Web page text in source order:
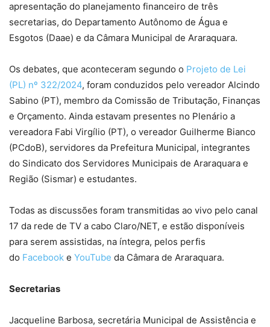
apresentação do planejamento financeiro de três
secretarias, do Departamento Autônomo de Água e
Esgotos (Daae) e da Câmara Municipal de Araraquara.
Os debates, que aconteceram segundo o Projeto de Lei
(PL) nº 322/2024, foram conduzidos pelo vereador Alcindo
Sabino (PT), membro da Comissão de Tributação, Finanças
e Orçamento. Ainda estavam presentes no Plenário a
vereadora Fabi Virgílio (PT), o vereador Guilherme Bianco
(PCdoB), servidores da Prefeitura Municipal, integrantes
do Sindicato dos Servidores Municipais de Araraquara e
Região (Sismar) e estudantes.
Todas as discussões foram transmitidas ao vivo pelo canal
17 da rede de TV a cabo Claro/NET, e estão disponíveis
para serem assistidas, na íntegra, pelos perfis
do Facebook e YouTube da Câmara de Araraquara.
Secretarias
Jacqueline Barbosa, secretária Municipal de Assistência e